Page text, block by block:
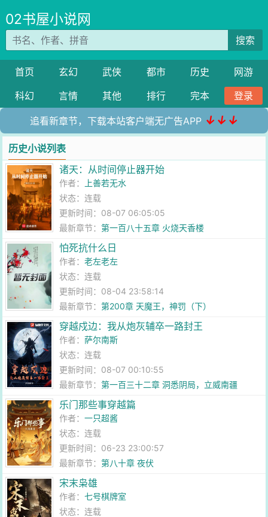
02书屋小说网
搜索
首页 玄幻 武侠 都市 历史
网游
科幻
言情 其他 排行 完本 登录
追看新章节，下载本站客户端无广告APP ↓↓↓
历史小说列表
诸天：从时间停止器开始
作者：
上善若无水
状态：连载
更新时间：08-07 06:05:05
最新章节：第一百八十五章 火烧天香楼
怕死抗什么日
作者：老左老左
状态：连载
更新时间：08-04 23:58:14
最新章节：第200章 天魔王，神罚（下）
穿越戍边：我从炮灰辅卒一路封王
作者：萨尔南斯
状态：连载
更新时间：08-07 00:10:55
最新章节：第一百三十二章 洞悉阴局，立威南疆
乐门那些事穿越篇
作者：一只超酱
状态：连载
更新时间：06-23 23:00:57
最新章节：第八十章 夜伏
宋末枭雄
作者：七号棋牌室
状态：连载